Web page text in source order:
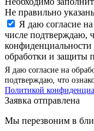
Не правильно
Я даю согласие
числе подтверждаю,
обработки и защиты
Я даю согласие на
подтверждаю, что
Политикой
Заявка отправлена
Мы перезвоним в